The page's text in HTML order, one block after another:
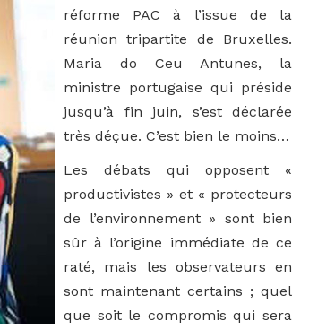
réforme PAC à l’issue de la
réunion tripartite de Bruxelles.
Maria do Ceu Antunes, la
ministre portugaise qui préside
jusqu’à fin juin, s’est déclarée
très déçue. C’est bien le moins…
Les débats qui opposent «
productivistes » et « protecteurs
de l’environnement » sont bien
sûr à l’origine immédiate de ce
raté, mais les observateurs en
sont maintenant certains ; quel
que soit le compromis qui sera